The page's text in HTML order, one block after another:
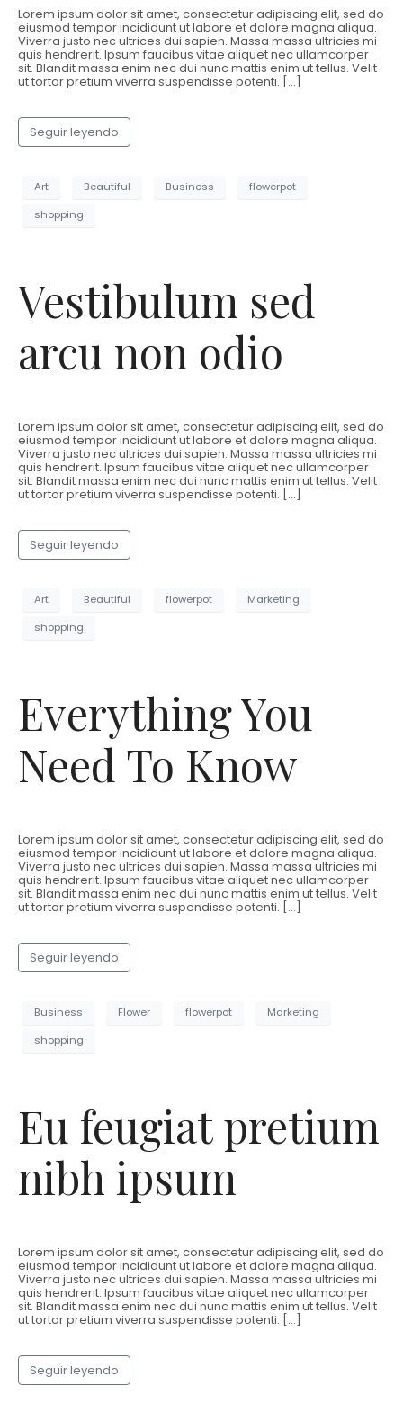
Lorem ipsum dolor sit amet, consectetur adipiscing elit, sed do
eiusmod tempor incididunt ut labore et dolore magna aliqua.
Viverra justo nec ultrices dui sapien. Massa massa ultricies mi
quis hendrerit. Ipsum faucibus vitae aliquet nec ullamcorper
sit. Blandit massa enim nec dui nunc mattis enim ut tellus. Velit
ut tortor pretium viverra suspendisse potenti. […]
Seguir leyendo
Art Beautiful Business
flowerpot
shopping
Vestibulum sed
arcu non odio
Lorem ipsum dolor sit amet, consectetur adipiscing elit, sed do
eiusmod tempor incididunt ut labore et dolore magna aliqua.
Viverra justo nec ultrices dui sapien. Massa massa ultricies mi
quis hendrerit. Ipsum faucibus vitae aliquet nec ullamcorper
sit. Blandit massa enim nec dui nunc mattis enim ut tellus. Velit
ut tortor pretium viverra suspendisse potenti. […]
Seguir leyendo
Art Beautiful flowerpot
Marketing
shopping
Everything You
Need To Know
Lorem ipsum dolor sit amet, consectetur adipiscing elit, sed do
eiusmod tempor incididunt ut labore et dolore magna aliqua.
Viverra justo nec ultrices dui sapien. Massa massa ultricies mi
quis hendrerit. Ipsum faucibus vitae aliquet nec ullamcorper
sit. Blandit massa enim nec dui nunc mattis enim ut tellus. Velit
ut tortor pretium viverra suspendisse potenti. […]
Seguir leyendo
Business Flower flowerpot
Marketing
shopping
Eu feugiat pretium
nibh ipsum
Lorem ipsum dolor sit amet, consectetur adipiscing elit, sed do
eiusmod tempor incididunt ut labore et dolore magna aliqua.
Viverra justo nec ultrices dui sapien. Massa massa ultricies mi
quis hendrerit. Ipsum faucibus vitae aliquet nec ullamcorper
sit. Blandit massa enim nec dui nunc mattis enim ut tellus. Velit
ut tortor pretium viverra suspendisse potenti. […]
Seguir leyendo